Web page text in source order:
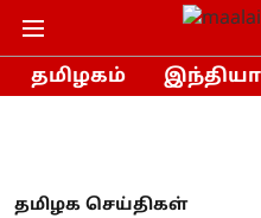
தமிழகம் இந்தியா
தமிழக செய்திகள்